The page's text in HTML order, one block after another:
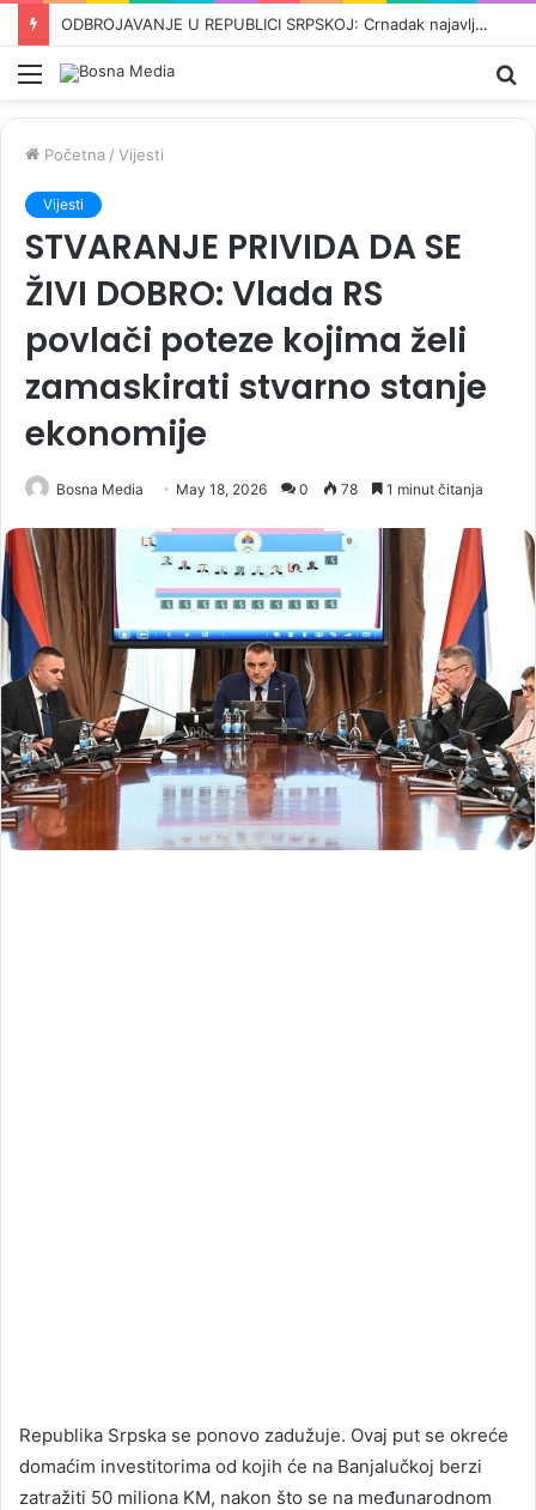
ZAISKRILO U MOSTARU: Šemsudin Mehmedović razbjesnio Čovićeve ljude, pale teške optužbe i uvrede…
Meni
Početna / Vijesti
Vijesti
STVARANJE PRIVIDA DA SE
ŽIVI DOBRO: Vlada RS
povlači poteze kojima želi
zamaskirati stvarno stanje
ekonomije
Bosna Media May 18, 2026 0 78 1 minut čitanja
Republika Srpska se ponovo zadužuje. Ovaj put se okreće
domaćim investitorima od kojih će na Banjalučkoj berzi
zatražiti 50 miliona KM, nakon što se na međunarodnom